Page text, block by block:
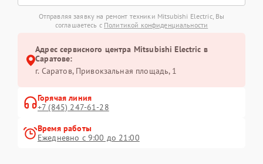
Отправляя заявку на ремонт техники Mitsubishi Electric, Вы
соглашаетесь с Политикой конфиденциальности
Адрес сервисного центра Mitsubishi Electric в
Саратове:
г. Саратов, Привокзальная площадь, 1
Горячая линия
+7 (845) 247-61-28
Время работы
Ежедневно с 9:00 до 21:00